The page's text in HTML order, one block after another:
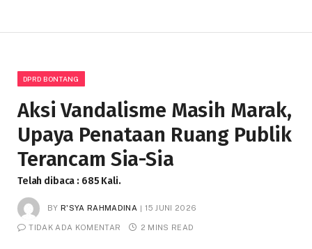
DPRD BONTANG
Aksi Vandalisme Masih Marak,
Upaya Penataan Ruang Publik
Terancam Sia-Sia
Telah dibaca : 685 Kali.
BY R'SYA RAHMADINA 15 JUNI 2026
TIDAK ADA KOMENTAR 2 MINS READ